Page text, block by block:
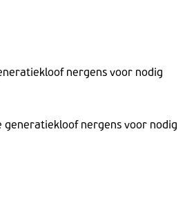
nergens voor nodig
generatiekloof nergens voor nodig